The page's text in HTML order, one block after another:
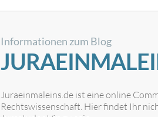
Informationen zum Blog
Juraeinmaleins.de ist eine online
Rechtswissenschaft. Hier findet Ihr